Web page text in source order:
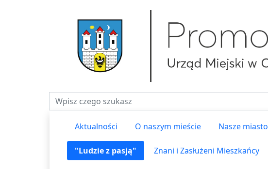
Fraza do wyszukiwania
Aktualności O naszym mieście Nasze miasto
"Ludzie z pasją" Znani i Zasłużeni Mieszkańcy